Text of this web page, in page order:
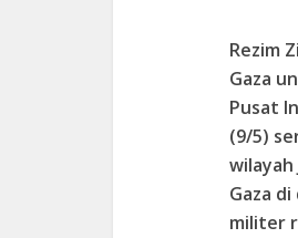
Rezim
Gaza
Pusat
(9/5)
wilayah
Gaza
militer